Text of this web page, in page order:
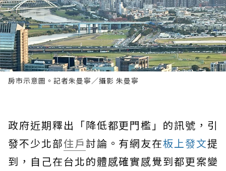
房市示意圖。記者朱曼寧／攝影 朱曼寧
政府近期釋出「降低都更門檻」的訊號，引
發不少北部住戶 討論。有網友在板上發文提
到，自己在台北的體感確實感覺到都更案變